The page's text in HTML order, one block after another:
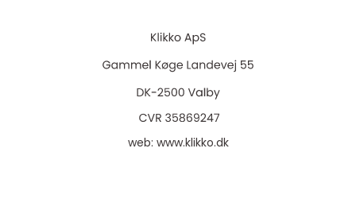
web: www.klikko.dk